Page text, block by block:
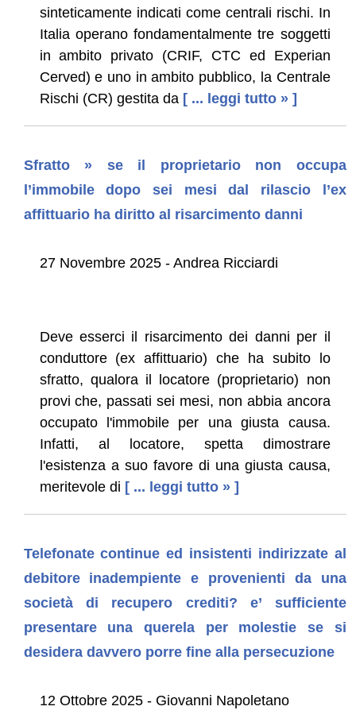
sinteticamente indicati come centrali rischi. In
Italia operano fondamentalmente tre soggetti
in ambito privato (CRIF, CTC ed Experian
Cerved) e uno in ambito pubblico, la Centrale
Rischi (CR) gestita da [ ... leggi tutto » ]
Sfratto » se il proprietario non occupa
l’immobile dopo sei mesi dal rilascio l’ex
affittuario ha diritto al risarcimento danni
27 Novembre 2025 - Andrea Ricciardi
Deve esserci il risarcimento dei danni per il
conduttore (ex affittuario) che ha subito lo
sfratto, qualora il locatore (proprietario) non
provi che, passati sei mesi, non abbia ancora
occupato l'immobile per una giusta causa.
Infatti, al locatore, spetta dimostrare
l'esistenza a suo favore di una giusta causa,
meritevole di [ ... leggi tutto » ]
Telefonate continue ed insistenti indirizzate al
debitore inadempiente e provenienti da una
società di recupero crediti? e’ sufficiente
presentare una querela per molestie se si
desidera davvero porre fine alla persecuzione
12 Ottobre 2025 - Giovanni Napoletano